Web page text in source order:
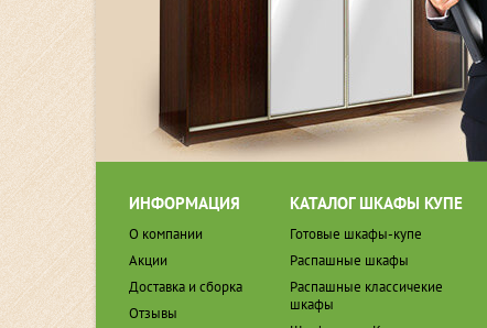
ИНФОРМАЦИЯ
О компании
Акции
Доставка и сборка
Отзывы
КАТАЛОГ ШКАФЫ КУПЕ
Готовые шкафы-купе
Распашные шкафы
Распашные классичекие
шкафы